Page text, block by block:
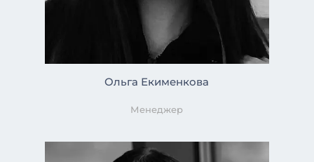
Ольга Екименкова
Менеджер